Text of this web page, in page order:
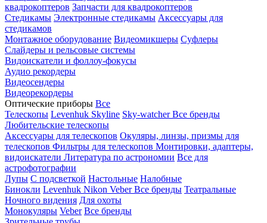
квадрокоптеров Запчасти для квадрокоптеров
Стедикамы Электронные стедикамы Аксессуары для
стедикамов
Монтажное оборудование Видеомикшеры Суфлеры
Слайдеры и рельсовые системы
Видоискатели и фоллоу-фокусы
Аудио рекордеры
Видеосендеры
Видеорекордеры
Оптические приборы Все
Телескопы Levenhuk Skyline Sky-watcherВсе бренды
Любительские телескопы
Аксессуары для телескопов Окуляры, линзы, призмы для
телескопов Фильтры для телескопов Монтировки, адаптеры,
видоискатели Литература по астрономии Все для
астрофотографии
Лупы С подсветкой Настольные Налобные
Бинокли Levenhuk Nikon VeberВсе бренды Театральные
Ночного видения Для охоты
Монокуляры Veber Все бренды